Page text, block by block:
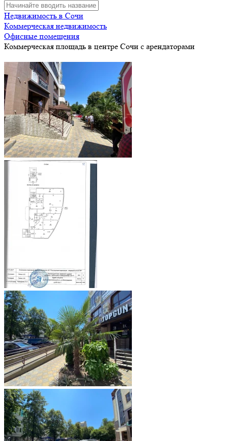
Недвижимость в Сочи
Коммерческая недвижимость
Офисные помещения
Коммерческая площадь в центре Сочи с арендаторами